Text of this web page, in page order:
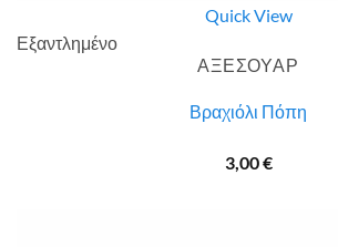
Quick View
Εξαντλημένο
ΑΞΕΣΟΥΑΡ
Βραχιόλι Πόπη
3,00€